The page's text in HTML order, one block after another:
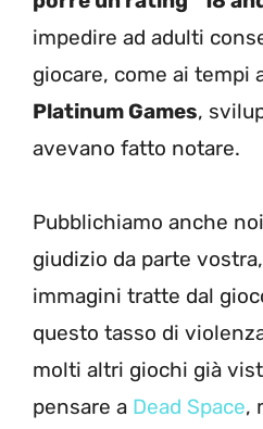
impedire ad adulti
giocare, come ai tempi
Platinum Games,
avevano fatto notare.
Pubblichiamo anche
giudizio da parte
immagini tratte dal
questo tasso di
molti altri giochi già
pensare a Dead Space,